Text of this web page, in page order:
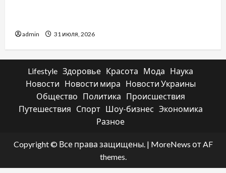
admin 31 июля, 2026
Lifestyle Здоровье Красота Мода
Наука
Новости
Новости мира
Новости Украины
Общество
Политика
Происшествия
Путешествия
Спорт Шоу-бизнес Экономика
Разное
Copyright © Все права защищены. | MoreNews от AF
themes.